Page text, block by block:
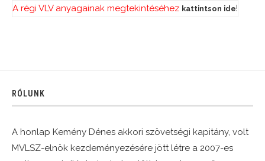
A régi VLV anyagainak megtekintéséhez kattintson ide!
RÓLUNK
A honlap Kemény Dénes akkori szövetségi kapitány, volt
MVLSZ-elnök kezdeményezésére jött létre a 2007-es